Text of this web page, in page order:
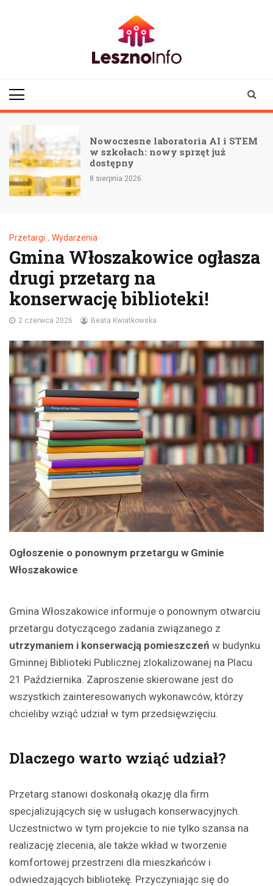
Nowoczesne laboratoria AI i STEM
w szkołach: nowy sprzęt już
dostępny
8 sierpnia 2026
Przetargi , Wydarzenia
Gmina Włoszakowice ogłasza
drugi przetarg na
konserwację biblioteki!
2 czerwca 2026 Beata Kwiatkowska
Ogłoszenie o ponownym przetargu w Gminie
Włoszakowice
Gmina Włoszakowice informuje o ponownym otwarciu
przetargu dotyczącego zadania związanego z
utrzymaniem i konserwacją pomieszczeń w budynku
Gminnej Biblioteki Publicznej zlokalizowanej na Placu
21 Października. Zaproszenie skierowane jest do
wszystkich zainteresowanych wykonawców, którzy
chcieliby wziąć udział w tym przedsięwzięciu.
Dlaczego warto wziąć udział?
Przetarg stanowi doskonałą okazję dla firm
specjalizujących się w usługach konserwacyjnych.
Uczestnictwo w tym projekcie to nie tylko szansa na
realizację zlecenia, ale także wkład w tworzenie
komfortowej przestrzeni dla mieszkańców i
odwiedzających bibliotekę. Przyczyniając się do